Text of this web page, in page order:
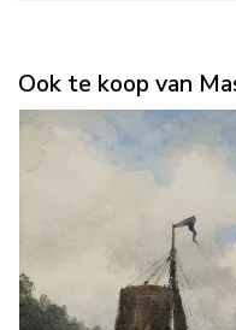
Ook te koop van